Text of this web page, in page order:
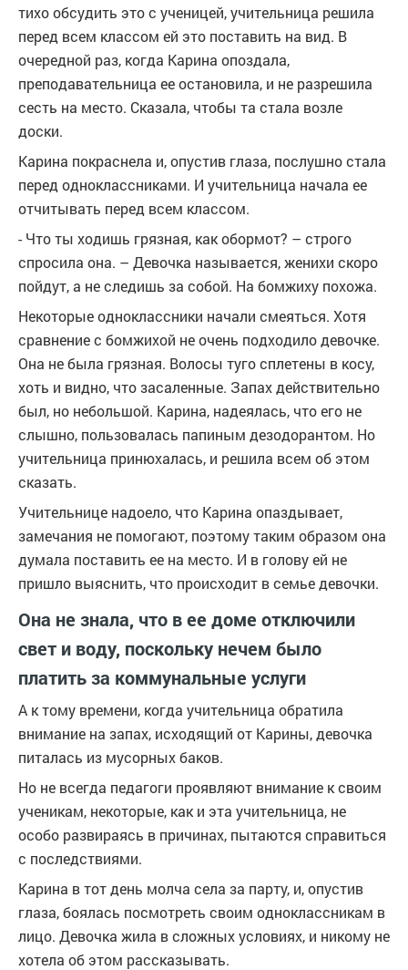
тихо обсудить это с ученицей, учительница решила
перед всем классом ей это поставить на вид. В
очередной раз, когда Карина опоздала,
преподавательница ее остановила, и не разрешила
сесть на место. Сказала, чтобы та стала возле
доски.
Карина покраснела и, опустив глаза, послушно стала
перед одноклассниками. И учительница начала ее
отчитывать перед всем классом.
- Что ты ходишь грязная, как обормот? – строго
спросила она. – Девочка называется, женихи скоро
пойдут, а не следишь за собой. На бомжиху похожа.
Некоторые одноклассники начали смеяться. Хотя
сравнение с бомжихой не очень подходило девочке.
Она не была грязная. Волосы туго сплетены в косу,
хоть и видно, что засаленные. Запах действительно
был, но небольшой. Карина, надеялась, что его не
слышно, пользовалась папиным дезодорантом. Но
учительница принюхалась, и решила всем об этом
сказать.
Учительнице надоело, что Карина опаздывает,
замечания не помогают, поэтому таким образом она
думала поставить ее на место. И в голову ей не
пришло выяснить, что происходит в семье девочки.
Она не знала, что в ее доме отключили
свет и воду, поскольку нечем было
платить за коммунальные услуги
А к тому времени, когда учительница обратила
внимание на запах, исходящий от Карины, девочка
питалась из мусорных баков.
Но не всегда педагоги проявляют внимание к своим
ученикам, некоторые, как и эта учительница, не
особо развираясь в причинах, пытаются справиться
с последствиями.
Карина в тот день молча села за парту, и, опустив
глаза, боялась посмотреть своим одноклассникам в
лицо. Девочка жила в сложных условиях, и никому не
хотела об этом рассказывать.